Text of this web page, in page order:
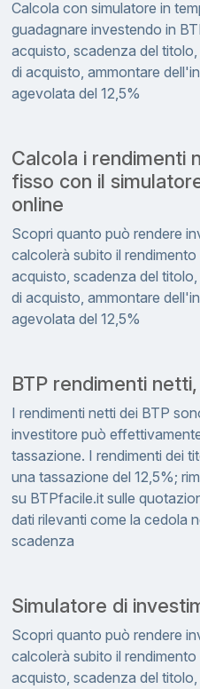
Calcola con simulatore in
guadagnare investendo in
acquisto, scadenza del
di acquisto, ammontare
agevolata del 12,5%
Calcola i rendimenti
fisso con il
online
Scopri quanto può rendere
calcolerà subito il
acquisto, scadenza del
di acquisto, ammontare
agevolata del 12,5%
BTP rendimenti
I rendimenti netti dei BTP
investitore può
tassazione. I rendimenti dei
una tassazione del 12,5%;
su BTPfacile.it sulle
dati rilevanti come la cedola
scadenza
Simulatore di
Scopri quanto può rendere
calcolerà subito il
acquisto, scadenza del